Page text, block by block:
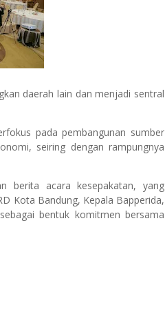
daerah lain dan menjadi sentral
pada pembangunan sumber
seiring dengan rampungnya
berita acara kesepakatan, yang
Kota Bandung, Kepala Bapperida,
bentuk komitmen bersama